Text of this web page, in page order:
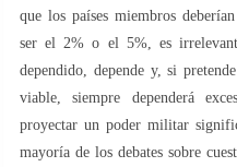
que los países miembros
ser el 2% o el 5%, es
dependido, depende y, si
viable, siempre dependerá
proyectar un poder militar
mayoría de los debates sobre